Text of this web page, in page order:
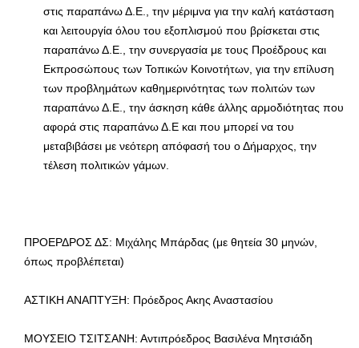
στις παραπάνω Δ.Ε., την μέριμνα για την καλή κατάσταση
και λειτουργία όλου του εξοπλισμού που βρίσκεται στις
παραπάνω Δ.Ε., την συνεργασία με τους Προέδρους και
Εκπροσώπους των Τοπικών Κοινοτήτων, για την επίλυση
των προβλημάτων καθημερινότητας των πολιτών των
παραπάνω Δ.Ε., την άσκηση κάθε άλλης αρμοδιότητας που
αφορά στις παραπάνω Δ.Ε και που μπορεί να του
μεταβιβάσει με νεότερη απόφασή του ο Δήμαρχος, την
τέλεση πολιτικών γάμων.
ΠΡΟΕΡΔΡΟΣ ΔΣ: Μιχάλης Μπάρδας (με θητεία 30 μηνών,
όπως προβλέπεται)
ΑΣΤΙΚΗ ΑΝΑΠΤΥΞΗ: Πρόεδρος Ακης Αναστασίου
ΜΟΥΣΕΙΟ ΤΣΙΤΣΑΝΗ: Αντιπρόεδρος Βασιλένα Μητσιάδη